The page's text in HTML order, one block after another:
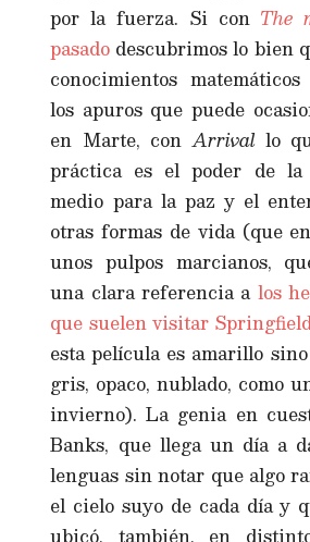
por la fuerza. Si con The
pasado descubrimos lo bien
conocimientos
los apuros que puede
en Marte, conArrivallo
práctica es el poder de la
medio para la paz y el
otras formas de vida (que
unos pulpos marcianos,
una clara referencia a los
que suelen visitar
esta película es amarillo
gris, opaco, nublado, como
invierno). La genia en
Banks, que llega un día a
lenguas sin notar que algo
el cielo suyo de cada día y
ubicó, también, en